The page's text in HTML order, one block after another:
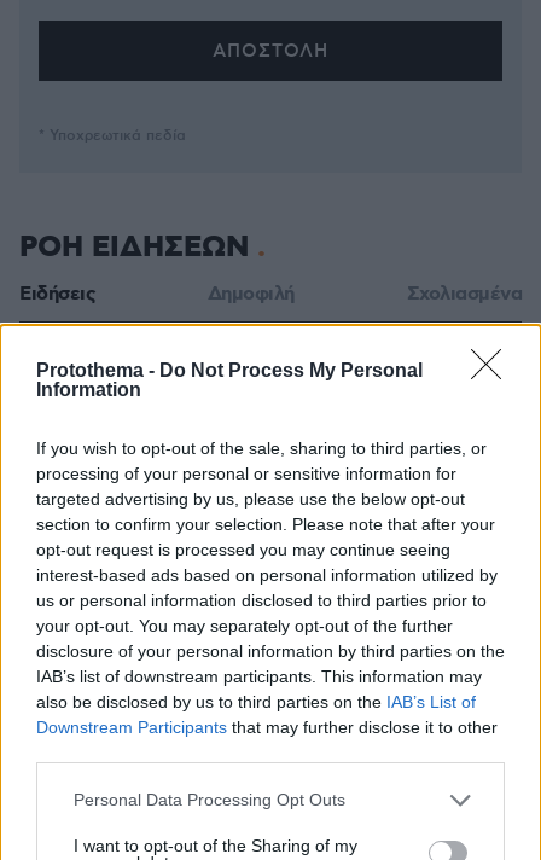
Protothema - Do Not Process My Personal
Information
If you wish to opt-out of the sale, sharing to third parties, or
processing of your personal or sensitive information for
targeted advertising by us, please use the below opt-out
section to confirm your selection. Please note that after your
opt-out request is processed you may continue seeing
interest-based ads based on personal information utilized by
us or personal information disclosed to third parties prior to
your opt-out. You may separately opt-out of the further
disclosure of your personal information by third parties on the
IAB’s list of downstream participants. This information may
also be disclosed by us to third parties on the IAB’s List of
Downstream Participants that may further disclose it to other
Please note that this website/app uses one or more Google
not limited to your visit or usage behaviour. You may click to
Personal Data Processing Opt Outs
I want to opt-out of the Sharing of my
* Υποχρεωτικά πεδία
ΡΟΗ ΕΙΔΗΣΕΩΝ
Ειδήσεις Δημοφιλή Σχολιασμένα
Λίβερπουλ: Πρόταση 115 εκατ. ευρώ στην Παρί για τον
Μπαρκολά, ζητούν 150 οι πρωταθλητές Ευρώπης
3 αξεσουάρ του μπάνιου που δεν πρέπει να
μοιραζόμαστε με ξένους
Εφετείο έκρινε παράνομη την κατασκευή της νέας
αίθουσας χορού του Τραμπ στον Λευκό Οίκο
πριν 6 λεπτά
Νηστεία Δεκαπενταύγουστου: 20 μελωμένα φαγητά
κατσαρόλας
πριν 10 λεπτά
Ο ΣΚΑΪ έλυσε τη συνεργασία του με τον διευθύνοντα
σύμβουλο, Γρηγόρη Δημητριάδη, δείτε την επίσημη
ανακοίνωση
πριν 12 λεπτά
πριν 14 λεπτά